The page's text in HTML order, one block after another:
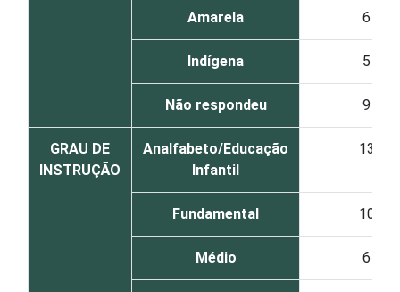
Amarela 6
Indígena 5
Não respondeu 9
GRAU DE
INSTRUÇÃO
Analfabeto/Educação
Infantil
13
Fundamental 10
Médio 6